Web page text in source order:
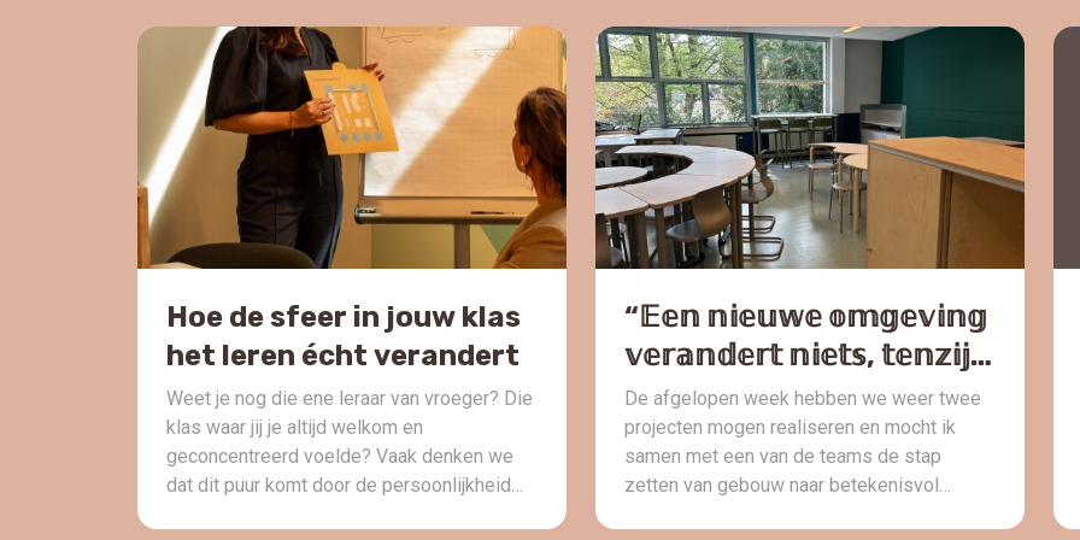
je denkt: concentratie, samenwerking,
welbevinden, stemgebuik én leerprestaties.
In deze […]
noodlokalen voor de groepen 7 en 8. Niet
zomaar een gebouw, maar een kans om een
compleet nieuwe onderwijsvisie te
omarmen: meer autonomie voor leerlingen,
werken met compacte instructies en […]
Hoe de sfeer in jouw klas
het leren écht verandert
Weet je nog die ene leraar van vroeger? Die
klas waar jij je altijd welkom en
geconcentreerd voelde? Vaak denken we
dat dit puur komt door de persoonlijkheid
“𝔼𝕖𝕟 𝕟𝕚𝕖𝕦𝕨𝕖 𝕠𝕞𝕘𝕖𝕧𝕚𝕟𝕘
𝕧𝕖𝕣𝕒𝕟𝕕𝕖𝕣𝕥 𝕟𝕚𝕖𝕥𝕤, 𝕥𝕖𝕟𝕫𝕚𝕛
𝕛𝕖 𝕖𝕣 𝕒𝕟𝕕𝕖𝕣𝕤 𝕚𝕟 𝕝𝕖𝕖𝕣𝕥
𝕙𝕒𝕟𝕕𝕖𝕝𝕖𝕟.”
De afgelopen week hebben we weer twee
projecten mogen realiseren en mocht ik
samen met een van de teams de stap
zetten van gebouw naar betekenisvol